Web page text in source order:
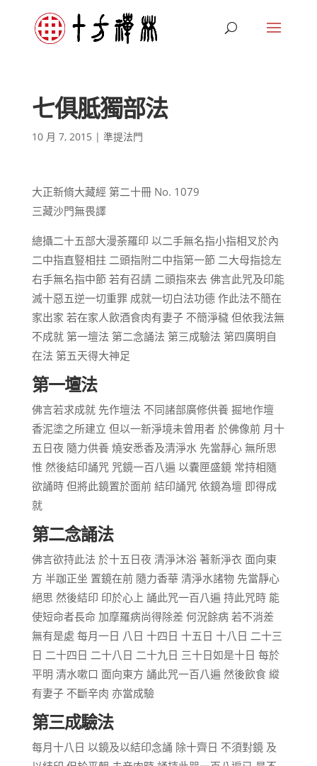
七俱胝獨部法
10 月 7, 2015 | 準提法門
大正新脩大藏經 第二十冊 No. 1079
三藏沙門無畏譯
總攝二十五部大漫荼羅印 以二手無名指小指相叉於內
二中指直豎相拄 二頭指附二中指第一節 二大母指捻左
右手無名指中節 若有召請 二頭指來去 佛言此咒及印能
滅十惡五逆一切重罪 成就一切白法功德 作此法不簡在
家出家 若在家人飲酒食肉有妻子 不簡淨穢 但依我法無
不成就 第一壇法 第二念誦法 第三成驗法 第四廣明自
在法 第五天得大神足
第一壇法
佛言若求成就 先作壇法 不同諸部廣修供養 掘地作壇
香泥塗之所建立 但以一新淨境未曾用者 於佛像前 月十
五日夜 隨力供養 燒安悉香及清淨水 先當靜心 無所思
惟 然後結印誦咒 咒鏡一百八遍 以囊匣盛鏡 常持相隨
欲誦時 但將此鏡置於面前 結印誦咒 依鏡為壇 即得成
就
第二念誦法
佛言欲持此法 於十五日夜 清淨沐浴 著新淨衣 面向東
方 半跏正坐 置鏡在前 隨力香華 清淨水諸物 先當靜心
絕思 然後結印 印於心上 誦此咒一百八遍 持此咒時 能
使短命者長命 加摩羅病尚得除差 何況餘病 若不消差
無有是處 每月一日 八日 十四日 十五日 十八日 二十三
日 二十四日 二十八日 二十九日 三十日如是十日 每於
平明 清水嗽口 面向東方 誦此咒一百八遍 然後飲食 縱
有妻子 不斷辛肉 亦當成驗
第三成驗法
每月十八日 以鏡及以結印念誦 除十齊日 不須對鏡 及